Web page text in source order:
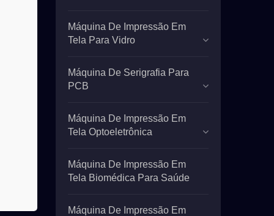
Máquina De Impressão Em
Tela Para Vidro
Máquina De Serigrafia Para
PCB
Máquina De Impressão Em
Tela Optoeletrônica
Máquina De Impressão Em
Tela Biomédica Para Saúde
Máquina De Impressão Em